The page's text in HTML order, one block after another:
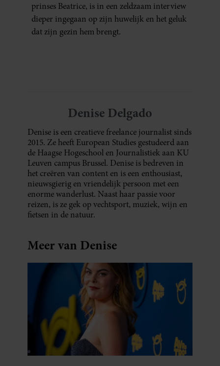
prinses Beatrice, is in een zeldzaam interview
dieper ingegaan op zijn huwelijk en het geluk
dat zijn gezin hem brengt.
Denise Delgado
Denise is een creatieve freelance journalist sinds
2015. Ze heeft European Studies gestudeerd aan
de Haagse Hogeschool en Journalistiek aan KU
Leuven campus Brussel. Denise is bedreven in
het creëren van content en is een enthousiast,
nieuwsgierig en vriendelijk persoon met een
enorme wanderlust. Naast haar passie voor
reizen, is ze gek op vechtsport, muziek, wijn en
fietsen in de natuur.
Meer van Denise